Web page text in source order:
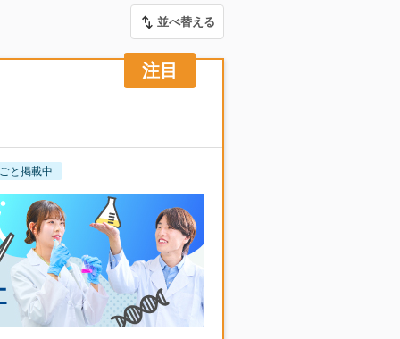
並べ替える
と掲載中